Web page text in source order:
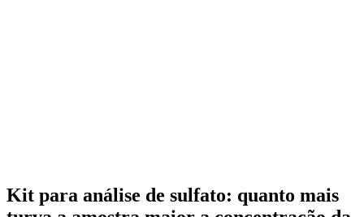
Kit para análise de sulfato: quanto mais